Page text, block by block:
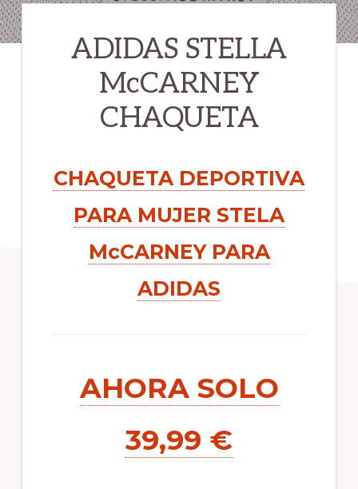
ADIDAS STELLA
McCARNEY
CHAQUETA
CHAQUETA DEPORTIVA
PARA MUJER STELA
McCARNEY PARA
ADIDAS
AHORA SOLO
39,99 €